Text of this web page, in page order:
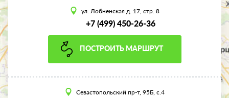
ул. Лобненская д. 17, стр. 8
+7 (499) 450-26-36
ПОСТРОИТЬ МАРШРУТ
Севастопольский пр-т, 95Б, с.4